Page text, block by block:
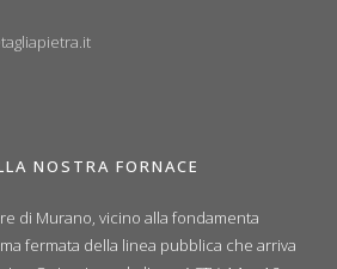
NOSTRA FORNACE
di Murano, vicino alla fondamenta
fermata della linea pubblica che arriva